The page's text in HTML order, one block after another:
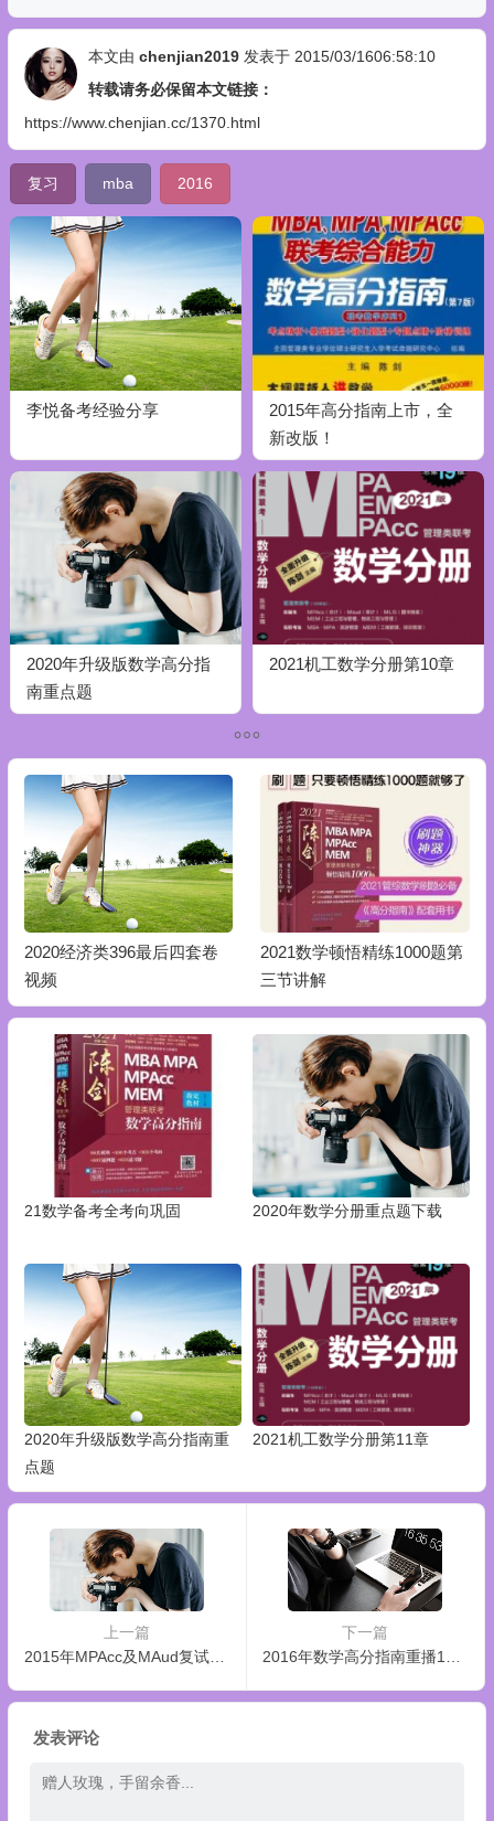
本文由 chenjian2019发表于 2015/03/1606:58:10
转载请务必保留本文链接：
https://www.chenjian.cc/1370.html
复习 mba 2016
李悦备考经验分享
2015年高分指南上市，全
新改版！
2020年升级版数学高分指
南重点题
2021机工数学分册第10章
2020经济类396最后四套卷
视频
2021数学顿悟精练1000题第
三节讲解
21数学备考全考向巩固 2020年数学分册重点题下载
2020年升级版数学高分指南重
点题
2021机工数学分册第11章
上一篇
2015年MPAcc及MAud复试公益视频课程
下一篇
2016年数学高分指南重播150723更新
发表评论